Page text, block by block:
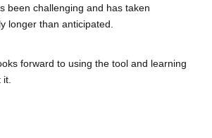
been challenging and has taken
longer than anticipated.
forward to using the tool and learning